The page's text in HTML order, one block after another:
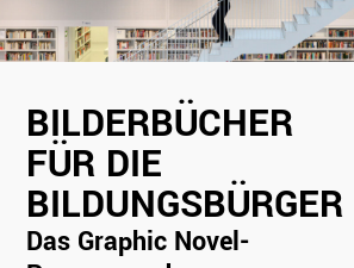
BILDERBÜCHER
FÜR DIE
BILDUNGSBÜRGER
Das Graphic Novel-
Bilderbücher für
die
Bildungsbürger
Novel-Programm
der